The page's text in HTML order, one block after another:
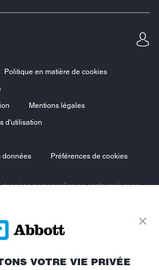
Politique en matière de cookies
Mentions légales
d'utilisation
données
Préférences de cookies
personnelles en conformité avec
droit d’accès, d’opposition, de
données vous concernant. Vous
VOTRE VIE PRIVÉE